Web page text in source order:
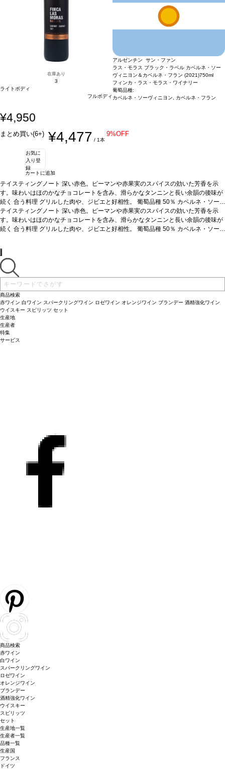
在庫あり
3
ライトボディ
フルボディ
アルゼンチン サン・ファン
ラス・モラス ブラック・ラベル カベルネ・ソー
ヴィニヨン＆カベルネ・フラン (2021)750ml
フィンカ・ラス・モラス・ワイナリー
葡萄品種:
カベルネ・ソーヴィニヨン, カベルネ・フラン
¥4,950
まとめ買い(6+) ¥4,477 / 1本
9%OFF
お気に
入り登
録
カートに追加
テイスティングノート 深い赤色。ピーマンや赤果実のスパイスの効いた芳香を示
す。味わいはほのかなチョコレートを含み、滑らかなタンニンと長い余韻の後味が
続く 合う料理 グリルした肉や、ジビエと好相性。 葡萄品種 50％ カベルネ・ソー
ヴィニヨン、50％ カベルネ・フラン
*本ヴィンテージが在庫切れの場合、在庫があり価格が同様の場合は自動的に次の
ヴィンテージに変更されます、ご了承ください。
テイスティングノート 深い赤色。ピーマンや赤果実のスパイスの効いた芳香を示
す。味わいはほのかなチョコレートを含み、滑らかなタンニンと長い余韻の後味が
続く 合う料理 グリルした肉や、ジビエと好相性。 葡萄品種 50％ カベルネ・ソー
ヴィンテージに変更されます、ご了承ください。
商品検索
赤ワイン 白ワイン スパークリングワイン ロゼワイン オレンジワイン ブランデー 酒精強化ワイン
ウイスキー スピリッツ セット
生産地
生産者
特集
サービス
商品検索
赤ワイン
白ワイン
スパークリングワイン
ロゼワイン
オレンジワイン
ブランデー
酒精強化ワイン
ウイスキー
スピリッツ
セット
生産地一覧
生産者一覧
品種一覧
生産国
フランス
ドイツ